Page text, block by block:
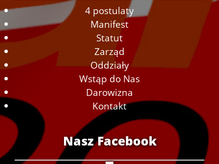
4 postulaty
Manifest
Statut
Zarząd
Oddziały
Wstąp do Nas
Darowizna
Kontakt
Nasz Facebook